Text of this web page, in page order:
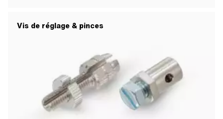
Vis de réglage & pinces